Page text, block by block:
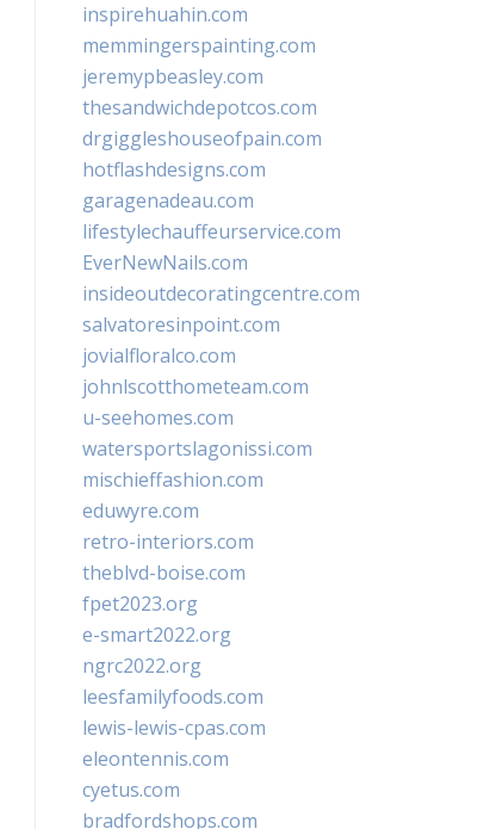
inspirehuahin.com
memmingerspainting.com
jeremypbeasley.com
thesandwichdepotcos.com
drgiggleshouseofpain.com
hotflashdesigns.com
garagenadeau.com
lifestylechauffeurservice.com
EverNewNails.com
insideoutdecoratingcentre.com
salvatoresinpoint.com
jovialfloralco.com
johnlscotthometeam.com
u-seehomes.com
watersportslagonissi.com
mischieffashion.com
eduwyre.com
retro-interiors.com
theblvd-boise.com
fpet2023.org
e-smart2022.org
ngrc2022.org
leesfamilyfoods.com
lewis-lewis-cpas.com
eleontennis.com
cyetus.com
bradfordshops.com